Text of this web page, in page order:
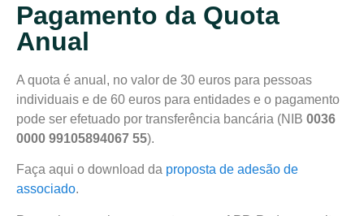
Pagamento da Quota
Anual
A quota é anual, no valor de 30 euros para pessoas
individuais e de 60 euros para entidades e o pagamento
pode ser efetuado por transferência bancária (NIB 0036
0000 99105894067 55).
Faça aqui o download da proposta de adesão de
associado.